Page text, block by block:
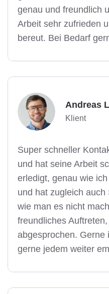
genau und freundlich
Arbeit sehr zufrieden
bereut. Bei Bedarf
Andreas
Klient
Super schneller
und hat seine Arbeit
erledigt, genau wie
und hat zugleich
wie man es nicht
freundliches
abgesprochen. Gerne
gerne jedem weiter